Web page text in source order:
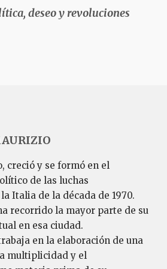
deseo y revoluciones
creció y se formó en el
de las luchas
Italia de la década de 1970.
recorrido la mayor parte de su
en esa ciudad.
en la elaboración de una
multiplicidad y el